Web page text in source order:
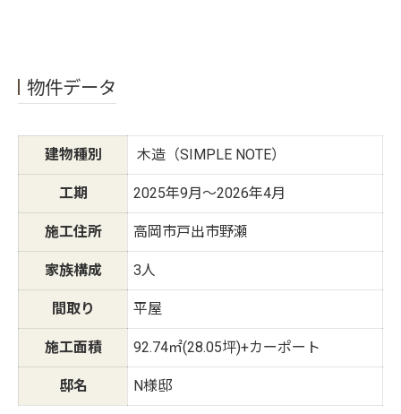
物件データ
建物種別 木造（SIMPLE NOTE）
工期 2025年9月～2026年4月
施工住所 高岡市戸出市野瀬
家族構成 3人
間取り 平屋
施工面積 92.74㎡(28.05坪)+カーポート
邸名 N様邸